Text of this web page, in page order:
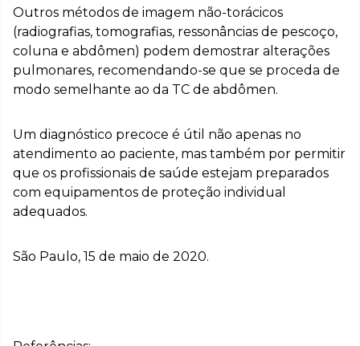
Outros métodos de imagem não-torácicos
(radiografias, tomografias, ressonâncias de pescoço,
coluna e abdômen) podem demostrar alterações
pulmonares, recomendando-se que se proceda de
modo semelhante ao da TC de abdômen.
Um diagnóstico precoce é útil não apenas no
atendimento ao paciente, mas também por permitir
que os profissionais de saúde estejam preparados
com equipamentos de proteção individual
adequados.
São Paulo, 15 de maio de 2020.